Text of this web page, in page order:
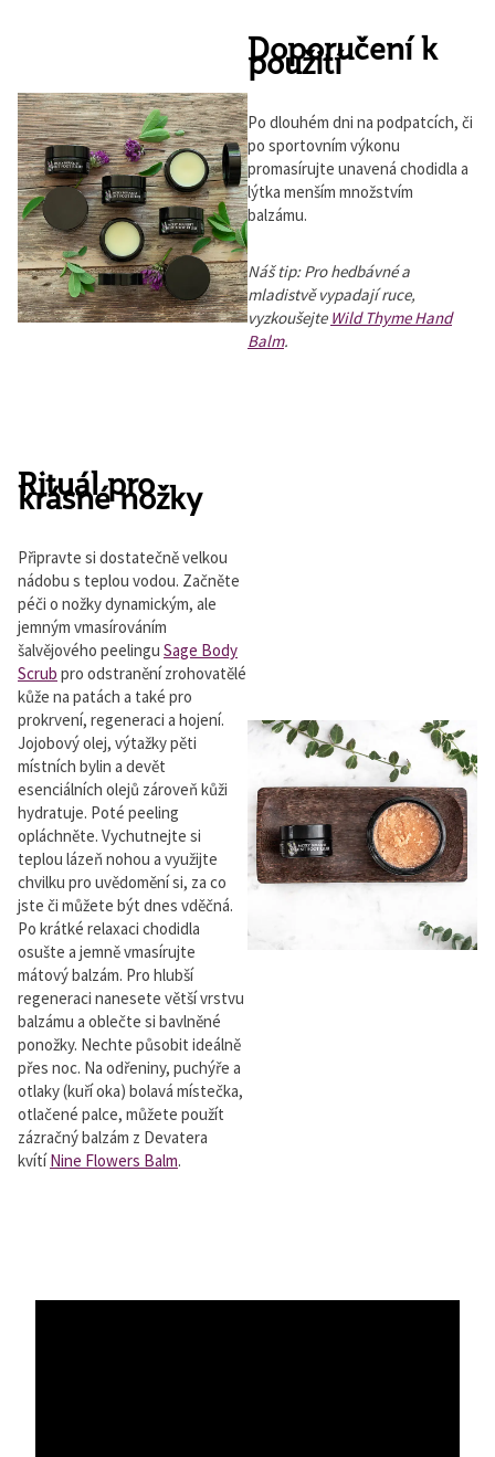
Doporučení k
použití
Po dlouhém dni na podpatcích, či
po sportovním výkonu
promasírujte unavená chodidla a
lýtka menším množstvím
balzámu.
Náš tip: Pro hedbávné a
mladistvě vypadají ruce,
vyzkoušejte Wild Thyme Hand
Balm.
Rituál pro
krásné nožky
Připravte si dostatečně velkou
nádobu s teplou vodou. Začněte
péči o nožky dynamickým, ale
jemným vmasírováním
šalvějového peelingu Sage Body
Scrub pro odstranění zrohovatělé
kůže na patách a také pro
prokrvení, regeneraci a hojení.
Jojobový olej, výtažky pěti
místních bylin a devět
esenciálních olejů zároveň kůži
hydratuje. Poté peeling
opláchněte. Vychutnejte si
teplou lázeň nohou a využijte
chvilku pro uvědomění si, za co
jste či můžete být dnes vděčná.
Po krátké relaxaci chodidla
osušte a jemně vmasírujte
mátový balzám. Pro hlubší
regeneraci nanesete větší vrstvu
balzámu a oblečte si bavlněné
ponožky. Nechte působit ideálně
přes noc. Na odřeniny, puchýře a
otlaky (kuří oka) bolavá místečka,
otlačené palce, můžete použít
zázračný balzám z Devatera
kvítíNine Flowers Balm.